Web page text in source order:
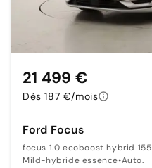
Ford Focus
focus 1.0 ecoboost hybrid
Mild-hybride essence•Auto.
21 499 €
Dès 187 €/mois